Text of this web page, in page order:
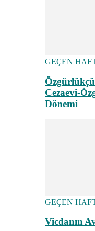
GEÇEN
Cezaevi-
Dönemi
GEÇEN
Vicdanın